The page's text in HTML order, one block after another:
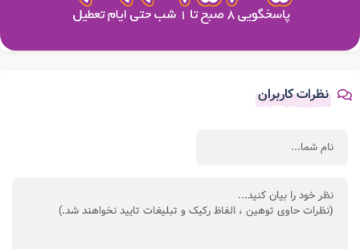
نظرات کاربران